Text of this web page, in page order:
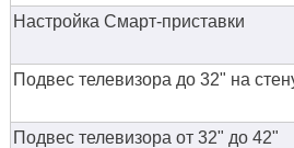
Настройка Смарт-приставки
Подвес телевизора до 32" на
Подвес телевизора от 32" до 42"